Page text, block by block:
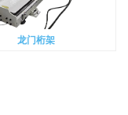
龙门桁架